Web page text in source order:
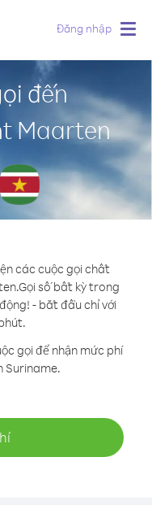
Đăng nhập
đến
Maarten
các cuộc gọi chất
Gọi số bất kỳ trong
- bắt đầu chỉ với
gọi để nhận mức phí
Suriname.